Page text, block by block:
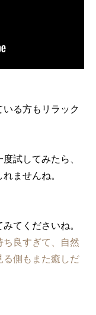
る方もリラック
試してみたら、
ませんね。
てくださいね。
良すぎて、自然
る側もまた癒しだ